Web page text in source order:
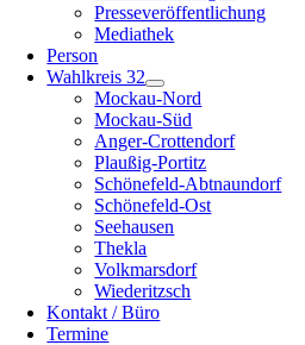
Presseveröffentlichung
Mediathek
Person
Wahlkreis 32
Mockau-Nord
Mockau-Süd
Anger-Crottendorf
Plaußig-Portitz
Schönefeld-Abtnaundorf
Schönefeld-Ost
Seehausen
Thekla
Volkmarsdorf
Wiederitzsch
Kontakt / Büro
Termine